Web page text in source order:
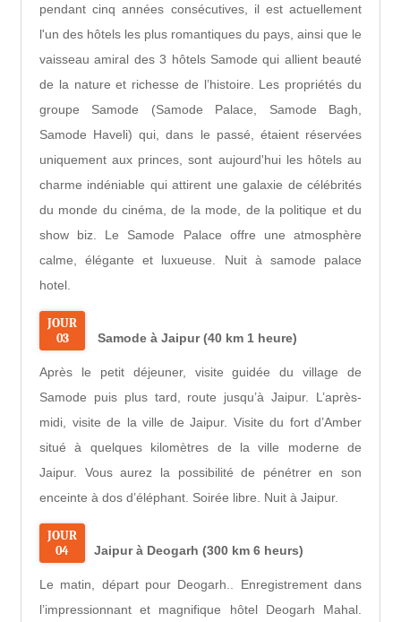
pendant cinq années consécutives, il est actuellement
l'un des hôtels les plus romantiques du pays, ainsi que le
vaisseau amiral des 3 hôtels Samode qui allient beauté
de la nature et richesse de l’histoire. Les propriétés du
groupe Samode (Samode Palace, Samode Bagh,
Samode Haveli) qui, dans le passé, étaient réservées
uniquement aux princes, sont aujourd'hui les hôtels au
charme indéniable qui attirent une galaxie de célébrités
du monde du cinéma, de la mode, de la politique et du
show biz. Le Samode Palace offre une atmosphère
calme, élégante et luxueuse. Nuit à samode palace
hotel.
JOUR
03
Samode à Jaipur (40 km 1 heure)
Après le petit déjeuner, visite guidée du village de
Samode puis plus tard, route jusqu’à Jaipur. L’après-
midi, visite de la ville de Jaipur. Visite du fort d’Amber
situé à quelques kilomètres de la ville moderne de
Jaipur. Vous aurez la possibilité de pénétrer en son
enceinte à dos d’éléphant. Soirée libre. Nuit à Jaipur.
JOUR
04
Jaipur à Deogarh (300 km 6 heurs)
Le matin, départ pour Deogarh.. Enregistrement dans
l’impressionnant et magnifique hôtel Deogarh Mahal.